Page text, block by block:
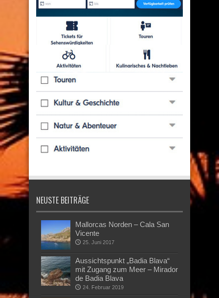
NEUSTE BEITRÄGE
Mallorcas Norden – Cala San
Vicente
25. Juni 2017
Aussichtspunkt „Badia Blava“
mit Zugang zum Meer – Mirador
de Badia Blava
24. Februar 2019